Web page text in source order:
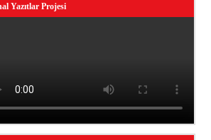
Yazıtlar Projesi